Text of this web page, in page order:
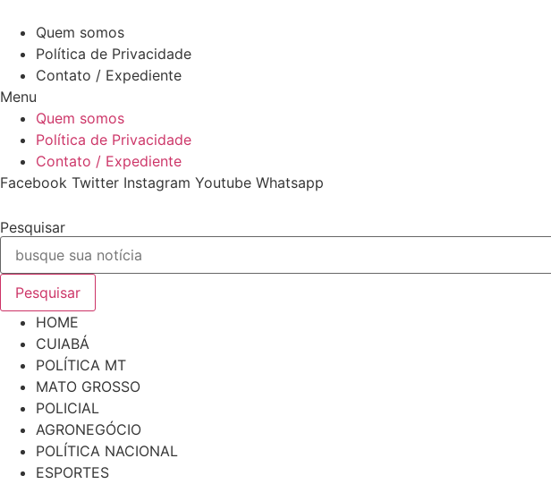
para
conteúdo
Quem somos
Política de Privacidade
Contato / Expediente
Menu
Quem somos
Política de Privacidade
Contato / Expediente
Facebook Twitter Instagram Youtube Whatsapp
Pesquisar
Pesquisar
HOME
CUIABÁ
POLÍTICA MT
MATO GROSSO
POLICIAL
AGRONEGÓCIO
POLÍTICA NACIONAL
ESPORTES